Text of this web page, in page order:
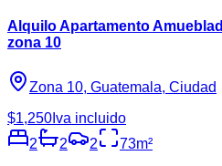
Alquilo Apartamento
zona 10
Zona 10, Guatemala, Ciudad
$1,250 Iva incluido
2
2 2 73m²